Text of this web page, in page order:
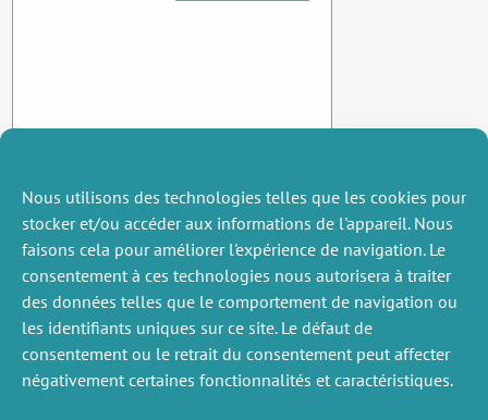
Nous utilisons des technologies telles que les cookies pour
stocker et/ou accéder aux informations de l'appareil. Nous
faisons cela pour améliorer l'expérience de navigation. Le
consentement à ces technologies nous autorisera à traiter
des données telles que le comportement de navigation ou
les identifiants uniques sur ce site. Le défaut de
consentement ou le retrait du consentement peut affecter
négativement certaines fonctionnalités et caractéristiques.